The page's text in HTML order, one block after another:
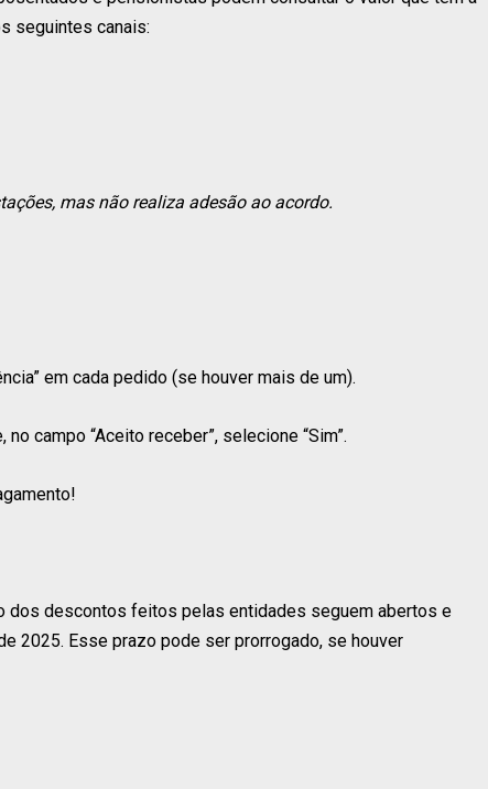
seguintes canais:
mas não realiza adesão ao acordo.
em cada pedido (se houver mais de um).
campo “Aceito receber”, selecione “Sim”.
dos descontos feitos pelas entidades seguem abertos e
2025. Esse prazo pode ser prorrogado, se houver